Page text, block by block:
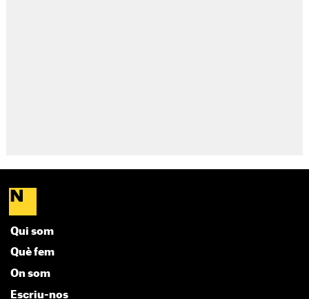
Qui som
Què fem
On som
Escriu-nos